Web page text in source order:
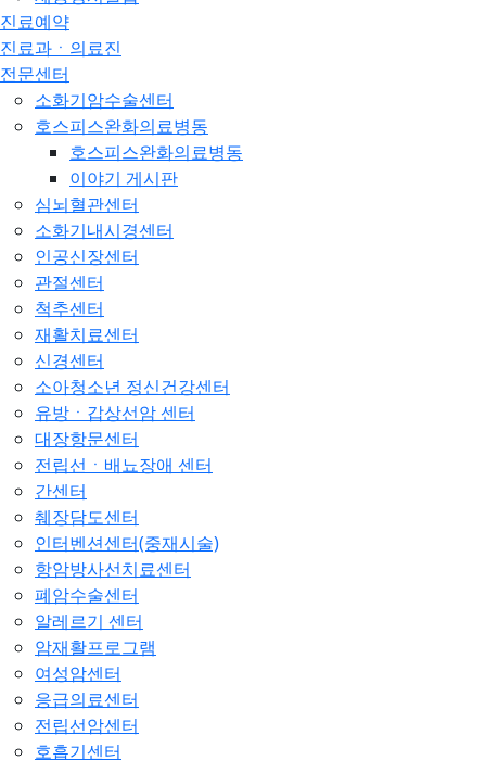
진료예약
진료과ㆍ의료진
전문센터
소화기암수술센터
호스피스완화의료병동
호스피스완화의료병동
이야기 게시판
심뇌혈관센터
소화기내시경센터
인공신장센터
관절센터
척추센터
재활치료센터
신경센터
소아청소년 정신건강센터
유방ㆍ갑상선암 센터
대장항문센터
전립선ㆍ배뇨장애 센터
간센터
췌장담도센터
인터벤션센터(중재시술)
항암방사선치료센터
폐암수술센터
알레르기 센터
암재활프로그램
여성암센터
응급의료센터
전립선암센터
호흡기센터